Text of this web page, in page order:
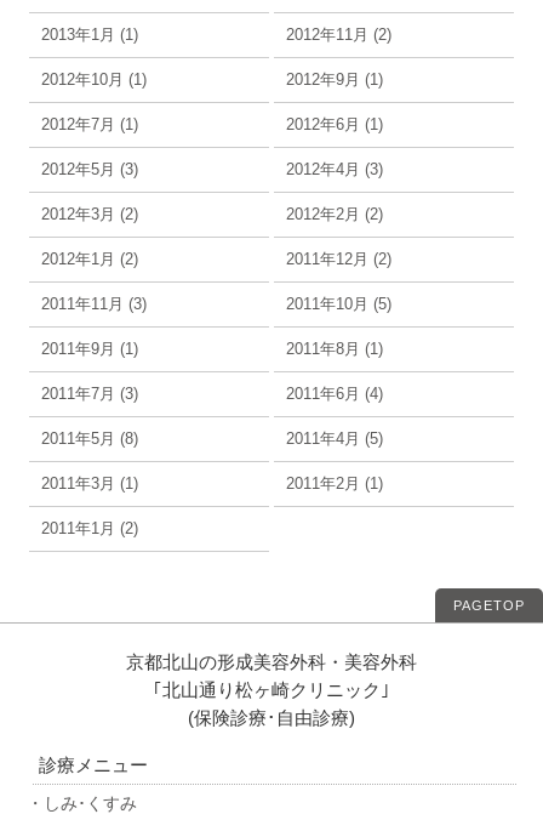
2013年1月 (1) 2012年11月 (2)
2012年10月 (1) 2012年9月 (1)
2012年7月 (1) 2012年6月 (1)
2012年5月 (3) 2012年4月 (3)
2012年3月 (2) 2012年2月 (2)
2012年1月 (2) 2011年12月 (2)
2011年11月 (3) 2011年10月 (5)
2011年9月 (1) 2011年8月 (1)
2011年7月 (3) 2011年6月 (4)
2011年5月 (8) 2011年4月 (5)
2011年3月 (1) 2011年2月 (1)
2011年1月 (2)
PAGETOP
京都北山の形成美容外科・美容外科
｢北山通り松ヶ崎クリニック｣
(保険診療･自由診療)
診療メニュー
・しみ･くすみ